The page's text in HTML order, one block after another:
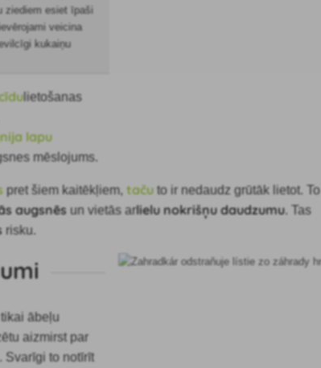
ziediem esiet īpaši
ievērojami veicina
kukaiņu
lietošanas
lapu
mēslojums.
pret šiem kaitēkļiem,taču to ir nedaudz grūtāk lietot. To
augsnēs un vietās arlielu nokrišņu daudzumu. Tas
risku.
ābeļu
aizmirst par
Svarīgi to notīrīt